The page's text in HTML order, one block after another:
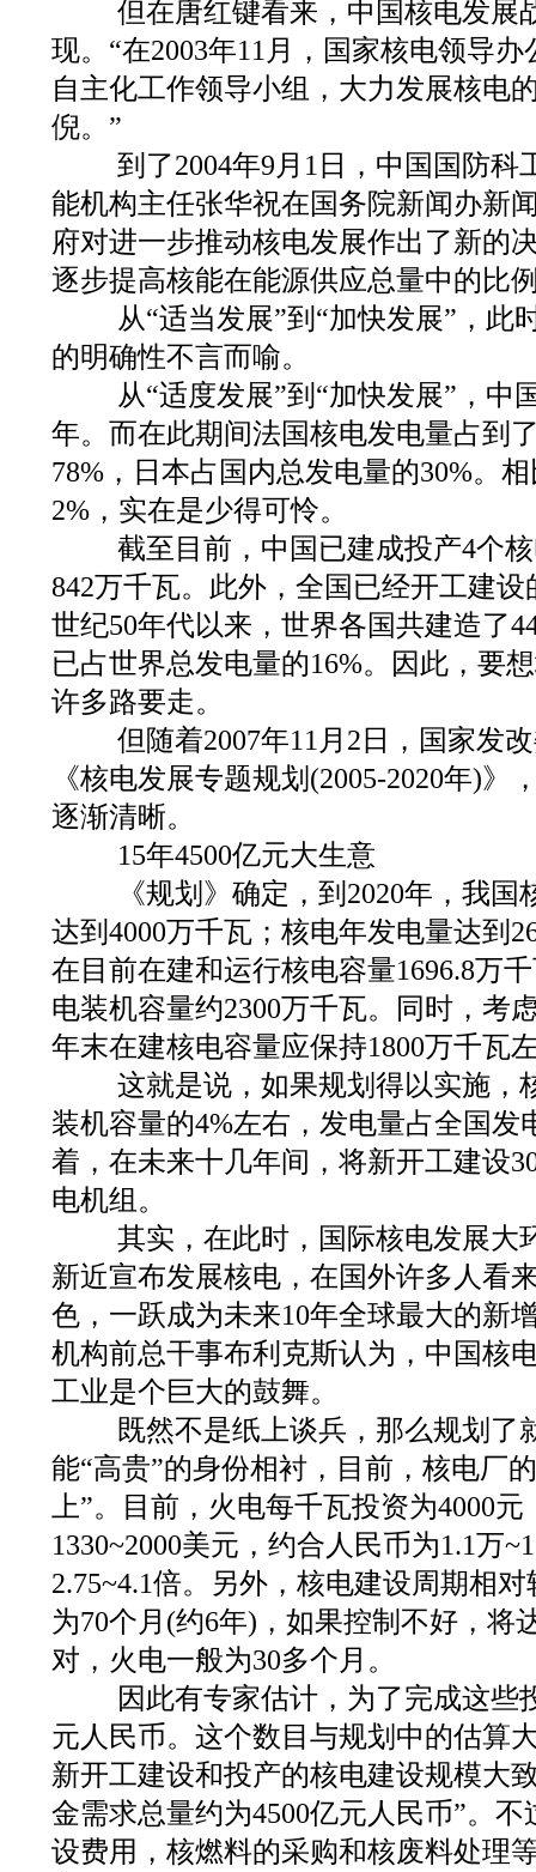
但在唐红键看来，中国核电发展
现。“在2003年11月，国家核电领导
自主化工作领导小组，大力发展核电
倪。”
到了2004年9月1日，中国国防科
能机构主任张华祝在国务院新闻办新
府对进一步推动核电发展作出了新的
逐步提高核能在能源供应总量中的比
从“适当发展”到“加快发展”，此
的明确性不言而喻。
从“适度发展”到“加快发展”，中
年。而在此期间法国核电发电量占到
78%，日本占国内总发电量的30%。
2%，实在是少得可怜。
截至目前，中国已建成投产4个
842万千瓦。此外，全国已经开工建
世纪50年代以来，世界各国共建造了
已占世界总发电量的16%。因此，要
许多路要走。
但随着2007年11月2日，国家发
《核电发展专题规划(2005-2020年)》
逐渐清晰。
15年4500亿元大生意
《规划》确定，到2020年，我国
达到4000万千瓦；核电年发电量达到
在目前在建和运行核电容量1696.8万
电装机容量约2300万千瓦。同时，考
年末在建核电容量应保持1800万千瓦
这就是说，如果规划得以实施，
装机容量的4%左右，发电量占全国发
着，在未来十几年间，将新开工建设
电机组。
其实，在此时，国际核电发展大
新近宣布发展核电，在国外许多人看
色，一跃成为未来10年全球最大的新
机构前总干事布利克斯认为，中国核
工业是个巨大的鼓舞。
既然不是纸上谈兵，那么规划了
能“高贵”的身份相衬，目前，核电厂
上”。目前，火电每千瓦投资为4000
1330~2000美元，约合人民币为1.1万
2.75~4.1倍。另外，核电建设周期相
为70个月(约6年)，如果控制不好，将
对，火电一般为30多个月。
因此有专家估计，为了完成这些
元人民币。这个数目与规划中的估算
新开工建设和投产的核电建设规模大
金需求总量约为4500亿元人民币”。
设费用，核燃料的采购和核废料处理